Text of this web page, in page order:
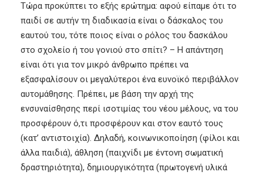
Τώρα προκύπτει το εξής ερώτημα: αφού είπαμε ότι το
παιδί σε αυτήν τη διαδικασία είναι ο δάσκαλος του
εαυτού του, τότε ποιος είναι ο ρόλος του δασκάλου
στο σχολείο ή του γονιού στο σπίτι? – Η απάντηση
είναι ότι για τον μικρό άνθρωπο πρέπει να
εξασφαλίσουν οι μεγαλύτεροι ένα ευνοϊκό περιβάλλον
αυτομάθησης. Πρέπει, με βάση την αρχή της
ενσυναίσθησης περί ισοτιμίας του νέου μέλους, να του
προσφέρουν ό,τι προσφέρουν και στον εαυτό τους
(κατ’ αντιστοιχία). Δηλαδή, κοινωνικοποίηση (φίλοι και
άλλα παιδιά), άθληση (παιχνίδι με έντονη σωματική
δραστηριότητα), δημιουργικότητα (πρωτογενή υλικά